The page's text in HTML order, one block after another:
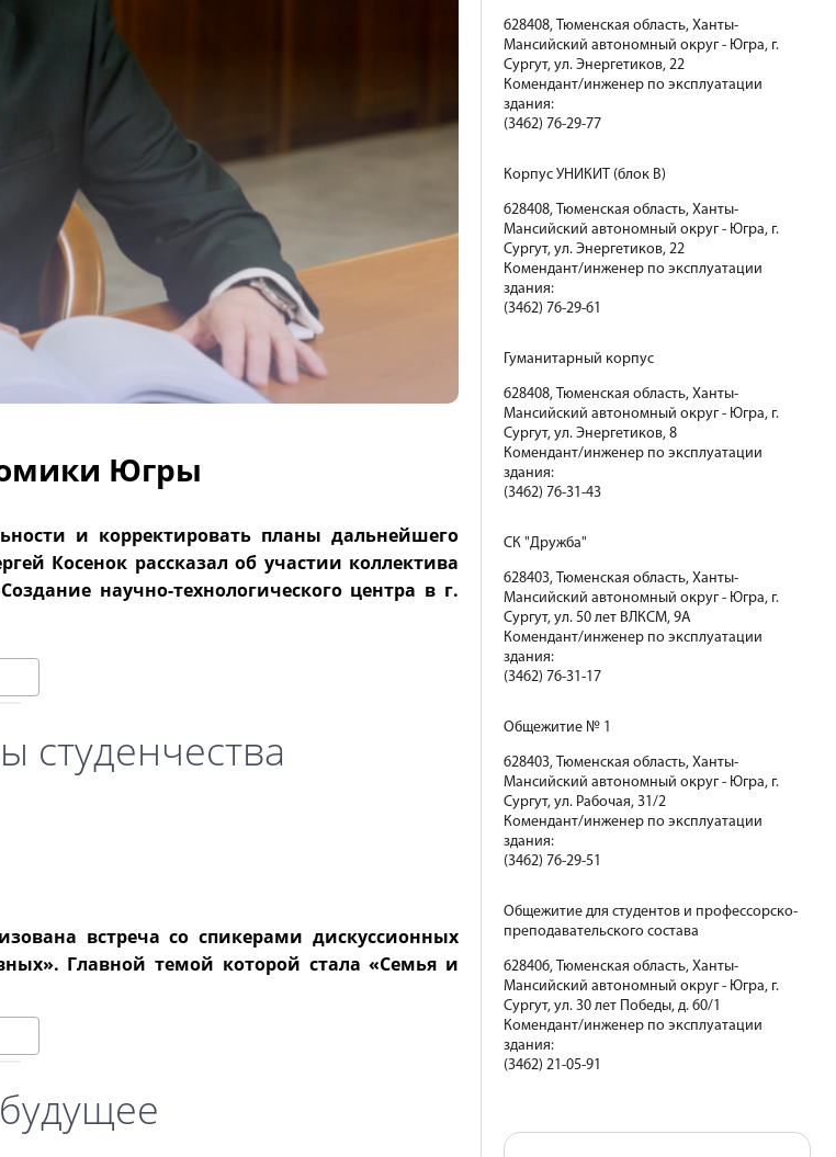
Югры
и корректировать планы дальнейшего
Косенок рассказал об участии коллектива
научно-технологического центра в г.
студенчества
встреча со спикерами дискуссионных
Главной темой которой стала «Семья и
628408, Тюменская область, Ханты-
Мансийский автономный округ - Югра, г.
Сургут, ул. Энергетиков, 22
Комендант/инженер по эксплуатации
здания:
(3462) 76-29-77
Корпус УНИКИТ (блок В)
628408, Тюменская область, Ханты-
Мансийский автономный округ - Югра, г.
Сургут, ул. Энергетиков, 22
Комендант/инженер по эксплуатации
здания:
(3462) 76-29-61
Гуманитарный корпус
628408, Тюменская область, Ханты-
Мансийский автономный округ - Югра, г.
Сургут, ул. Энергетиков, 8
Комендант/инженер по эксплуатации
здания:
(3462) 76-31-43
СК "Дружба"
628403, Тюменская область, Ханты-
Мансийский автономный округ - Югра, г.
Сургут, ул. 50 лет ВЛКСМ, 9А
Комендант/инженер по эксплуатации
здания:
(3462) 76-31-17
Общежитие № 1
628403, Тюменская область, Ханты-
Мансийский автономный округ - Югра, г.
Сургут, ул. Рабочая, 31/2
Комендант/инженер по эксплуатации
здания:
(3462) 76-29-51
Общежитие для студентов и профессорско-
преподавательского состава
628406, Тюменская область, Ханты-
Мансийский автономный округ - Югра, г.
Сургут, ул. 30 лет Победы, д. 60/1
Комендант/инженер по эксплуатации
здания:
(3462) 21-05-91